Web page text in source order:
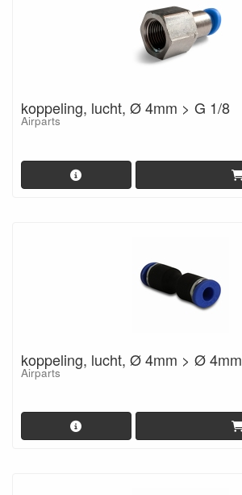
koppeling, lucht, Ø 4mm > G 1/8
Airparts
koppeling, lucht, Ø 4mm > Ø 4mm
Airparts